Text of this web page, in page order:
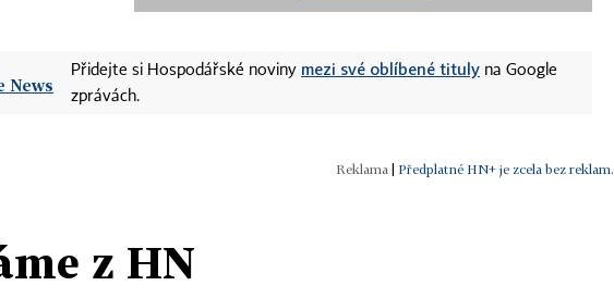
Přidejte si Hospodářské noviny mezi své oblíbené tituly na Google
zprávách.
Předplatné HN+ je zcela bez reklam.
z HN